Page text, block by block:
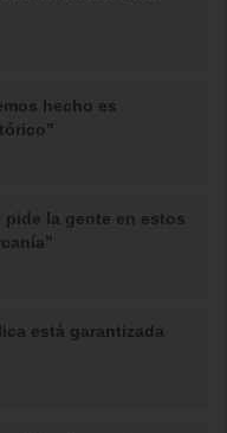
hecho es
pide la gente en estos
está garantizada